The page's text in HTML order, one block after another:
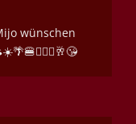
wünschen